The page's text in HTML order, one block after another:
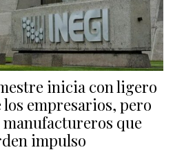
inicia con ligero
empresarios, pero
que
impulso